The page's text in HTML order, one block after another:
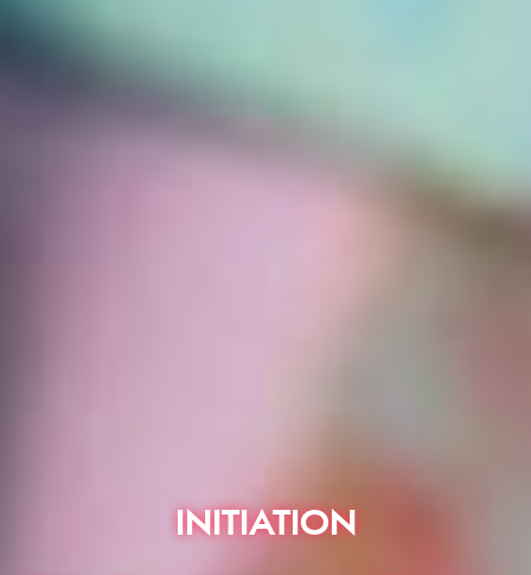
INITIATION